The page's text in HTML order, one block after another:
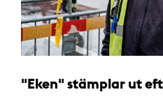
"Eken" stämplar ut